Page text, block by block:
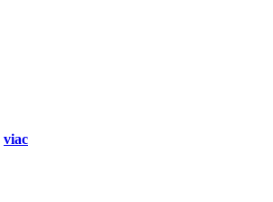
viac